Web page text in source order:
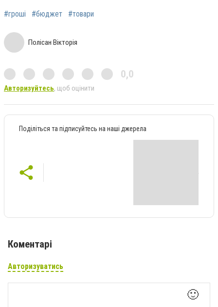
#гроші #бюджет #товари
Полісан Вікторія
0,0
Авторизуйтесь, щоб оцінити
Поділіться та підписуйтесь на наші джерела
Коментарі
Авторизуватись
🙂